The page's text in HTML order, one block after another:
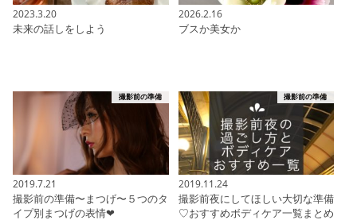
2023.3.20
未来の話しをしよう
2026.2.16
ブスか美女か
撮影前の準備
2019.7.21
撮影前の準備〜まつげ〜５つのタ
イプ別まつげの表情❤︎
撮影前の準備
2019.11.24
撮影前夜にしてほしい大切な準備
♡おすすめボディケア一覧まとめ